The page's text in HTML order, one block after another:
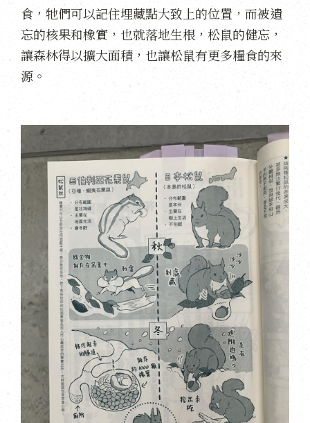
食，牠們可以記住埋藏點大致上的位置，而被遺
忘的核果和橡實，也就落地生根，松鼠的健忘，
讓森林得以擴大面積，也讓松鼠有更多糧食的來
源。